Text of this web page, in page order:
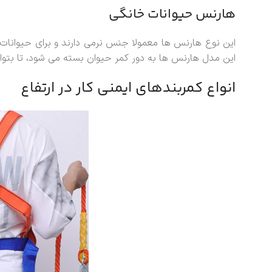
هارنس حیوانات خانگی
این نوع هارنس ها معمولا جنس نرمی دارند و برای
این مدل هارنس ها به دور کمر حیوان بسته می شود، تا
انواع کمربندهای ایمنی کار در ارتفاع